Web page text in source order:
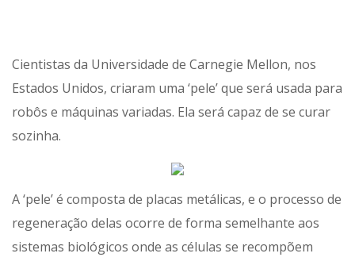
Cientistas da Universidade de Carnegie Mellon, nos
Estados Unidos, criaram uma ‘pele’ que será usada para
robôs e máquinas variadas. Ela será capaz de se curar
sozinha.
A ‘pele’ é composta de placas metálicas, e o processo de
regeneração delas ocorre de forma semelhante aos
sistemas biológicos onde as células se recompõem